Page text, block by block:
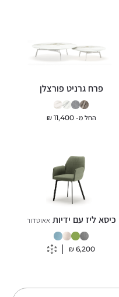
פרח גרניט פורצלן
החל מ-11,400
₪
כיסא ליז עם ידיותאאוטדור
6,200
₪